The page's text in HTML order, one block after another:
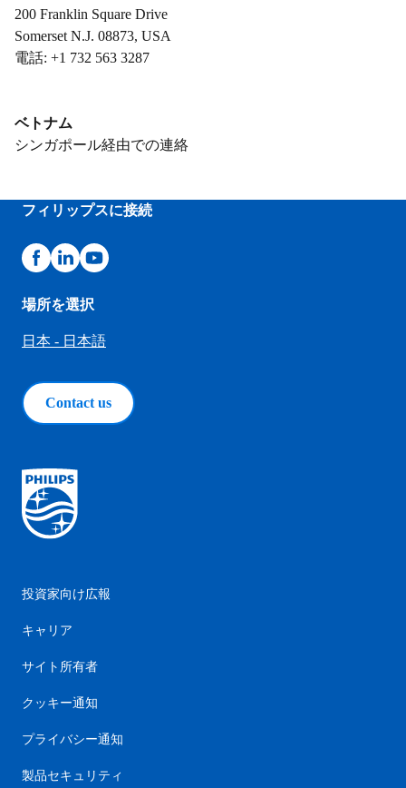
200 Franklin Square Drive
Somerset N.J. 08873, USA
電話: +1 732 563 3287
ベトナム
シンガポール経由での連絡
フィリップスに接続
場所を選択
日本 - 日本語
Contact us
投資家向け広報
キャリア
サイト所有者
クッキー通知
プライバシー通知
製品セキュリティ